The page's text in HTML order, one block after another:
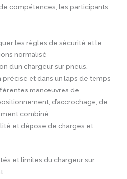
compétences, les participants
les règles de sécurité et le
normalisé
d’un chargeur sur pneus.
précise et dans un laps de temps
manœuvres de
d’accrochage, de
combiné
et dépose de charges et
et limites du chargeur sur